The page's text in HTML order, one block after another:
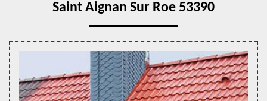
Saint Aignan Sur Roe 53390